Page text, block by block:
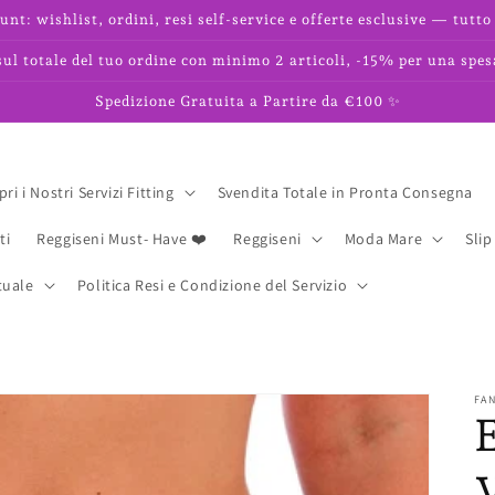
wishlist, ordini, resi self-service e offerte esclusive —
totale del tuo ordine con minimo 2 articoli, -15% per una
Spedizione Gratuita a Partire da €100 ✨
i Nostri Servizi Fitting Svendita Totale in Pronta Consegna
Reggiseni Must- Have ❤️ Reggiseni Moda Mare Slip
Politica Resi e Condizione del Servizio